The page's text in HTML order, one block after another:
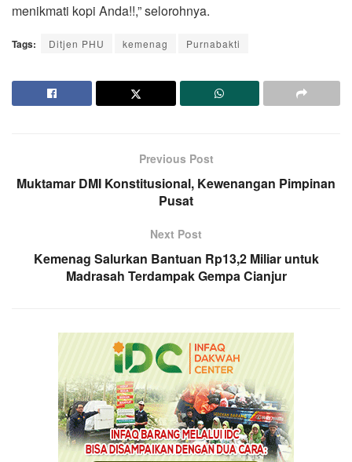
menikmati kopi Anda!!,” selorohnya.
Tags: Ditjen PHU kemenag Purnabakti
Previous Post
Muktamar DMI Konstitusional, Kewenangan Pimpinan
Pusat
Next Post
Kemenag Salurkan Bantuan Rp13,2 Miliar untuk
Madrasah Terdampak Gempa Cianjur